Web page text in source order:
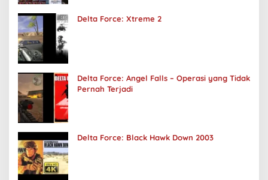
Delta Force: Xtreme 2
Delta Force: Angel Falls – Operasi yang Tidak
Pernah Terjadi
Delta Force: Black Hawk Down 2003